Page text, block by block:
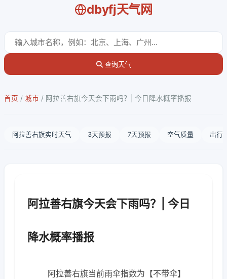
dbyfj天气网
查询天气
首页 / 城市 / 阿拉善右旗今天会下雨吗？| 今日降水概率播报
阿拉善右旗实时天气 3天预报 7天预报 空气质量 出行
阿拉善右旗今天会下雨吗？| 今日
降水概率播报
阿拉善右旗当前雨伞指数为【不带伞】